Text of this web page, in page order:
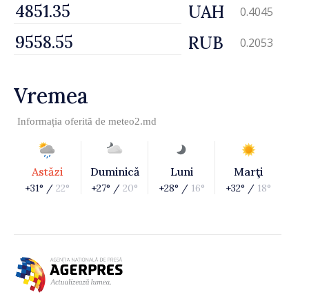
UAH 0.4045
RUB 0.2053
Vremea
Informația oferită de meteo2.md
Astăzi
+31° / 22°
Duminică
+27° / 20°
Luni
+28° / 16°
Marţi
+32° / 18°